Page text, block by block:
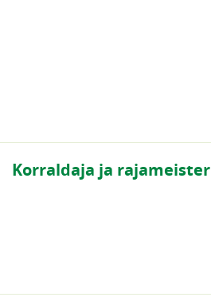
Korraldaja ja rajameister